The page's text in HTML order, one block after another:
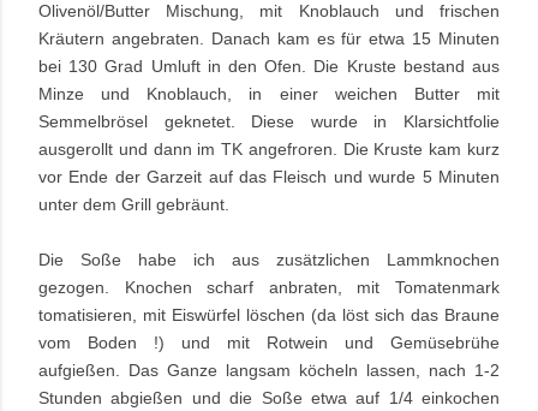
Olivenöl/Butter Mischung, mit Knoblauch und frischen
Kräutern angebraten. Danach kam es für etwa 15 Minuten
bei 130 Grad Umluft in den Ofen. Die Kruste bestand aus
Minze und Knoblauch, in einer weichen Butter mit
Semmelbrösel geknetet. Diese wurde in Klarsichtfolie
ausgerollt und dann im TK angefroren. Die Kruste kam kurz
vor Ende der Garzeit auf das Fleisch und wurde 5 Minuten
unter dem Grill gebräunt.
Die Soße habe ich aus zusätzlichen Lammknochen
gezogen. Knochen scharf anbraten, mit Tomatenmark
tomatisieren, mit Eiswürfel löschen (da löst sich das Braune
vom Boden !) und mit Rotwein und Gemüsebrühe
aufgießen. Das Ganze langsam köcheln lassen, nach 1-2
Stunden abgießen und die Soße etwa auf 1/4 einkochen